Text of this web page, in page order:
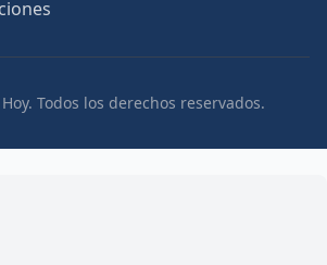
Todos los derechos reservados.